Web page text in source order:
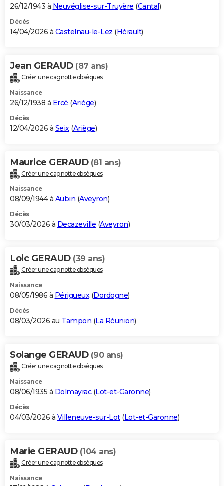
26/12/1943 à Neuvéglise-sur-Truyère (Cantal)
Décès
14/04/2026 à Castelnau-le-Lez (Hérault)
Jean GERAUD (87 ans)
Créer une cagnotte obsèques
Naissance
26/12/1938 à Ercé (Ariège)
Décès
12/04/2026 à Seix (Ariège)
Maurice GERAUD (81 ans)
Créer une cagnotte obsèques
Naissance
08/09/1944 à Aubin (Aveyron)
Décès
30/03/2026 à Decazeville (Aveyron)
Loic GERAUD (39 ans)
Créer une cagnotte obsèques
Naissance
08/05/1986 à Périgueux(Dordogne)
Décès
08/03/2026 au Tampon (La Réunion)
Solange GERAUD (90 ans)
Créer une cagnotte obsèques
Naissance
08/06/1935 à Dolmayrac(Lot-et-Garonne)
Décès
04/03/2026 à Villeneuve-sur-Lot(Lot-et-Garonne)
Marie GERAUD (104 ans)
Créer une cagnotte obsèques
Naissance